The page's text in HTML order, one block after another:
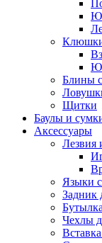
Блины
Щитки
Баулы и
Аксессуары
Лезвия
Языки
Задник
Чехлы